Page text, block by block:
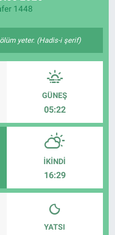
1448
yeter. (Hadis-i şerif)
GÜNEŞ
05:22
İKINDI
16:29
YATSI